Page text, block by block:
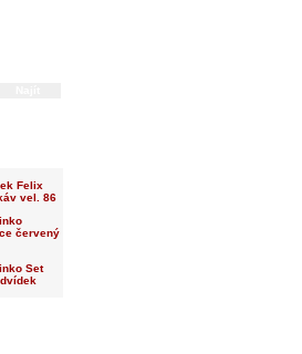
Felix
vel. 86
červený
Set